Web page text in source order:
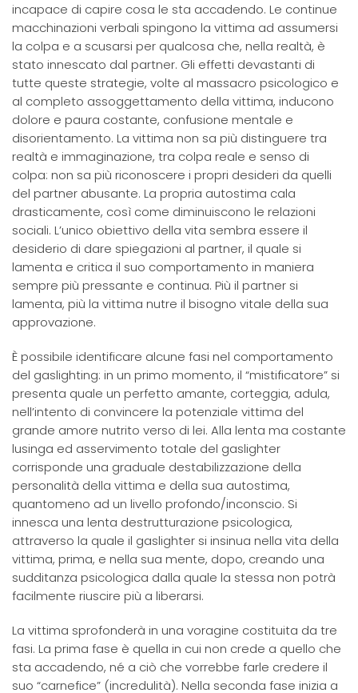
incapace di capire cosa le sta accadendo. Le continue
macchinazioni verbali spingono la vittima ad assumersi
la colpa e a scusarsi per qualcosa che, nella realtà, è
stato innescato dal partner. Gli effetti devastanti di
tutte queste strategie, volte al massacro psicologico e
al completo assoggettamento della vittima, inducono
dolore e paura costante, confusione mentale e
disorientamento. La vittima non sa più distinguere tra
realtà e immaginazione, tra colpa reale e senso di
colpa: non sa più riconoscere i propri desideri da quelli
del partner abusante. La propria autostima cala
drasticamente, così come diminuiscono le relazioni
sociali. L’unico obiettivo della vita sembra essere il
desiderio di dare spiegazioni al partner, il quale si
lamenta e critica il suo comportamento in maniera
sempre più pressante e continua. Più il partner si
lamenta, più la vittima nutre il bisogno vitale della sua
approvazione.
È possibile identificare alcune fasi nel comportamento
del gaslighting: in un primo momento, il “mistificatore” si
presenta quale un perfetto amante, corteggia, adula,
nell’intento di convincere la potenziale vittima del
grande amore nutrito verso di lei. Alla lenta ma costante
lusinga ed asservimento totale del gaslighter
corrisponde una graduale destabilizzazione della
personalità della vittima e della sua autostima,
quantomeno ad un livello profondo/inconscio. Si
innesca una lenta destrutturazione psicologica,
attraverso la quale il gaslighter si insinua nella vita della
vittima, prima, e nella sua mente, dopo, creando una
sudditanza psicologica dalla quale la stessa non potrà
facilmente riuscire più a liberarsi.
La vittima sprofonderà in una voragine costituita da tre
fasi. La prima fase è quella in cui non crede a quello che
sta accadendo, né a ciò che vorrebbe farle credere il
suo “carnefice” (incredulità). Nella seconda fase inizia a